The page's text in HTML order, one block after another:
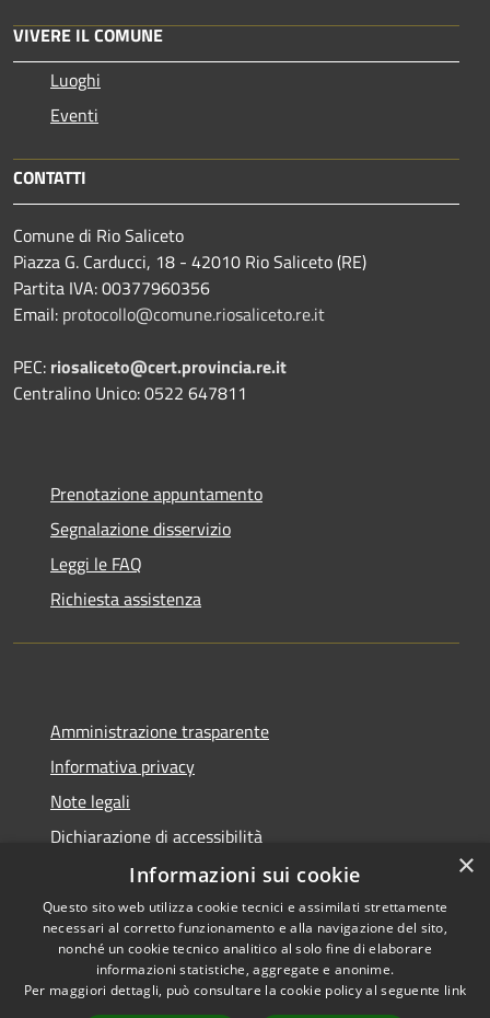
VIVERE IL COMUNE
Luoghi
Eventi
CONTATTI
Comune di Rio Saliceto
Piazza G. Carducci, 18 - 42010 Rio Saliceto (RE)
Partita IVA: 00377960356
Email: protocollo@comune.riosaliceto.re.it
PEC: riosaliceto@cert.provincia.re.it
Centralino Unico: 0522 647811
Prenotazione appuntamento
Segnalazione disservizio
Leggi le FAQ
Richiesta assistenza
Amministrazione trasparente
Informativa privacy
Note legali
Dichiarazione di accessibilità
Accessibilità
Privacy
Copyright © 2026 • Comune di
Rio Saliceto • Powered by
Municipium•Accesso
×
Informazioni sui cookie
Questo sito web utilizza cookie tecnici e assimilati strettamente
necessari al corretto funzionamento e alla navigazione del sito,
nonché un cookie tecnico analitico al solo fine di elaborare
informazioni statistiche, aggregate e anonime.
Per maggiori dettagli, può consultare la cookie policy al seguente link